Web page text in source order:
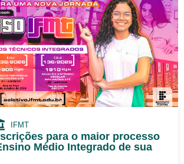
IFMT
para o maior processo
Médio Integrado de sua